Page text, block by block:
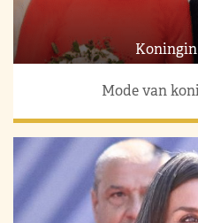
Mode van